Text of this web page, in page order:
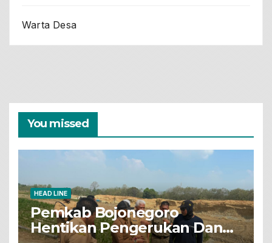
Warta Desa
You missed
HEAD LINE
Pemkab Bojonegoro
Hentikan Pengerukan Dan